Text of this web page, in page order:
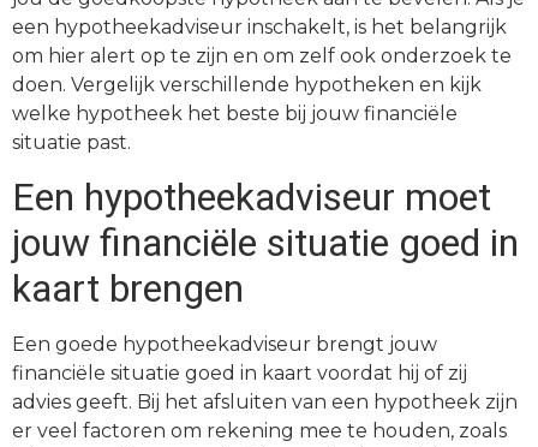
een hypotheekadviseur inschakelt, is het belangrijk
om hier alert op te zijn en om zelf ook onderzoek te
doen. Vergelijk verschillende hypotheken en kijk
welke hypotheek het beste bij jouw financiële
situatie past.
Een hypotheekadviseur moet
jouw financiële situatie goed in
kaart brengen
Een goede hypotheekadviseur brengt jouw
financiële situatie goed in kaart voordat hij of zij
advies geeft. Bij het afsluiten van een hypotheek zijn
er veel factoren om rekening mee te houden, zoals